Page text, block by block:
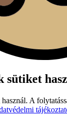
sütiket
A